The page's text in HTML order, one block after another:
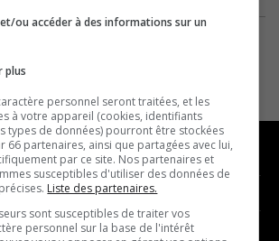
MUSIQUE
ou accéder à des informations sur un
plus
personnel seront traitées, et les
à votre appareil (cookies, identifiants
types de données) pourront être stockées
66 partenaires, ainsi que partagées avec lui,
par ce site. Nos partenaires et
susceptibles d'utiliser des données de
Liste des partenaires.
sont susceptibles de traiter vos
personnel sur la base de l'intérêt